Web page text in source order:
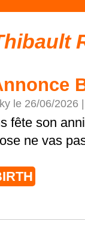
le 26/06/2026
fête son
ne vas